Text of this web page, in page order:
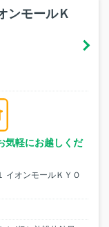
ンモールＫ
気軽にお越しくだ
イオンモールＫＹＯ